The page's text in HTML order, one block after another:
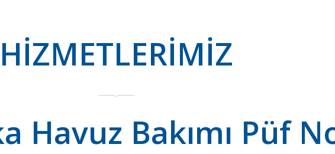
HİZMETLERİMİZ
Havuz Bakımı Püf